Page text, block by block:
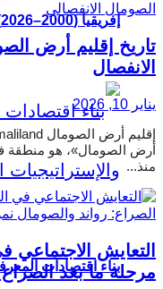
إفريقيا (2000–2026)
بناء اقتصادات
تاريخ إقليم أرض
الانفصال
يناير 10, 2026
أرض الصومال»، هو منطقة
منذ...
التعايش الاجتماعي
مرحلة ما بعد